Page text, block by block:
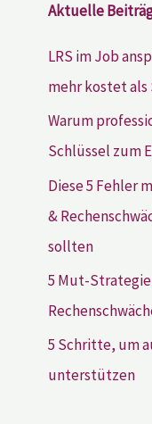
Aktuelle
LRS im Job
mehr kostet als
Warum
Schlüssel zum
Diese 5 Fehler
&
sollten
5 Mut-
5 Schritte, um
unterstützen